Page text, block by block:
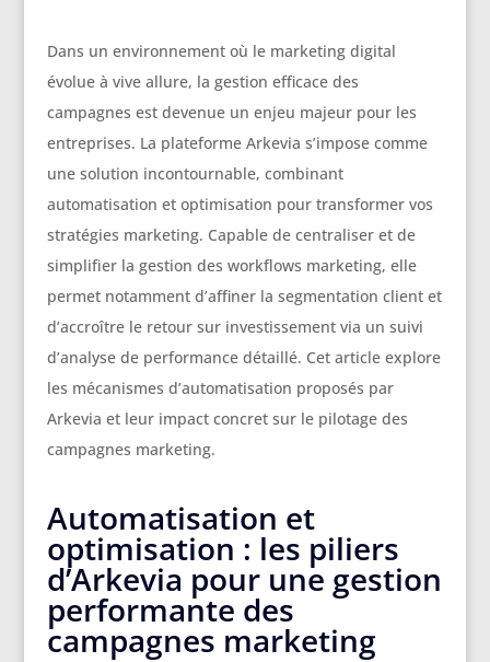
Dans un environnement où le marketing digital
évolue à vive allure, la gestion efficace des
campagnes est devenue un enjeu majeur pour les
entreprises. La plateforme Arkevia s’impose comme
une solution incontournable, combinant
automatisation et optimisation pour transformer vos
stratégies marketing. Capable de centraliser et de
simplifier la gestion des workflows marketing, elle
permet notamment d’affiner la segmentation client et
d’accroître le retour sur investissement via un suivi
d’analyse de performance détaillé. Cet article explore
les mécanismes d’automatisation proposés par
Arkevia et leur impact concret sur le pilotage des
campagnes marketing.
Automatisation et
optimisation : les piliers
d’Arkevia pour une gestion
performante des
campagnes marketing